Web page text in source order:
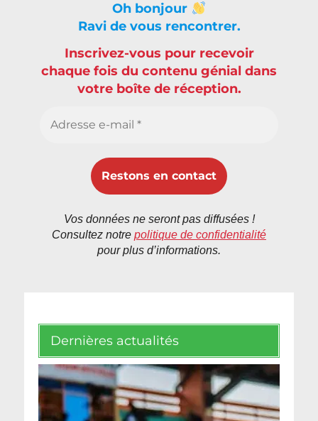
Oh bonjour
Ravi de vous rencontrer.
Inscrivez-vous pour recevoir
chaque fois du contenu génial dans
votre boîte de réception.
Vos données ne seront pas diffusées !
Consultez notre politique de confidentialité
pour plus d’informations.
Dernières actualités